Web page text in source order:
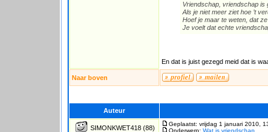
Vriendschap, vriendschap is
Als je niet meer ziet hoe ’t
Hoef je maar te weten, dat
Je voelt dat echte
En dat is juist gezegd meid dat is
Naar boven
Auteur
SIMONKWET418 (88)
Geplaatst: vrijdag 1 januari 2010,
Onderwerp: Wat is vriendschap